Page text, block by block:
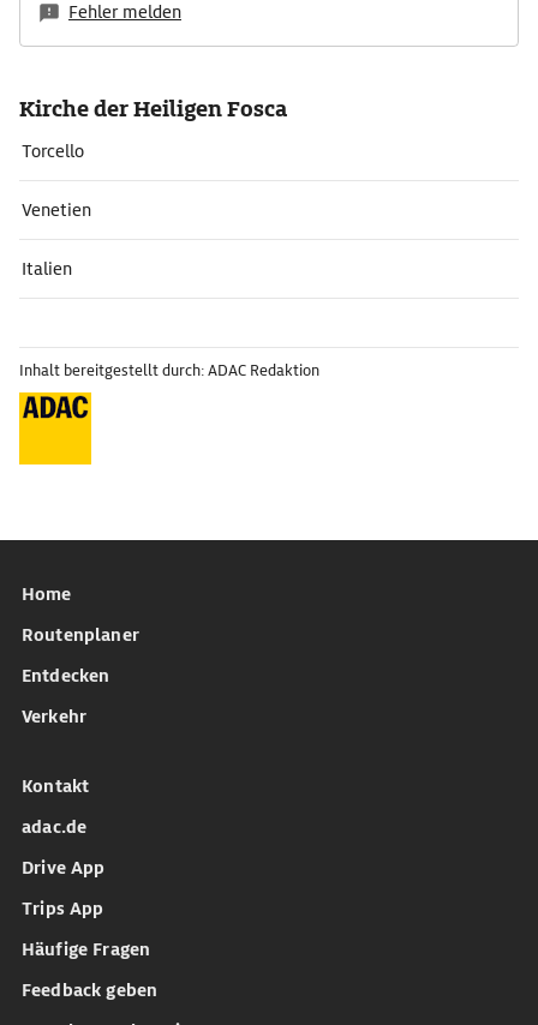
Fehler melden
Kirche der Heiligen Fosca
Torcello
Venetien
Italien
Inhalt bereitgestellt durch: ADAC Redaktion
Home
Routenplaner
Entdecken
Verkehr
Kontakt
adac.de
Drive App
Trips App
Häufige Fragen
Feedback geben